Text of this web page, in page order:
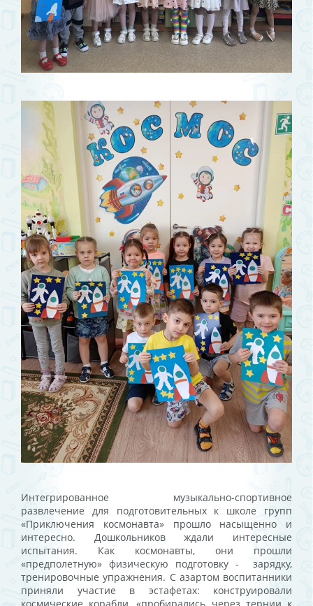
Интегрированное музыкально-спортивное
развлечение для подготовительных к школе групп
«Приключения космонавта» прошло насыщенно и
интересно. Дошкольников ждали интересные
испытания. Как космонавты, они прошли
«предполетную» физическую подготовку - зарядку,
тренировочные упражнения. С азартом воспитанники
приняли участие в эстафетах: конструировали